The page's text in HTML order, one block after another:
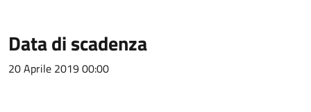
Data di scadenza
20 Aprile 2019 00:00